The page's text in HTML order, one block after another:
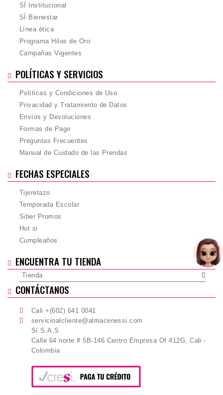
SÍ Institucional
SÍ Bienestar
Línea ética
Programa Hilos de Oro
Campañas Vigentes
POLÍTICAS Y SERVICIOS
Políticas y Condiciones de Uso
Privacidad y Tratamiento de Datos
Envíos y Devoluciones
Formas de Pago
Preguntas Frecuentes
Manual de Cuidado de las Prendas
FECHAS ESPECIALES
Tijeretazo
Temporada Escolar
Siber Promos
Hot si
Cumpleaños
ENCUENTRA TU TIENDA
Tienda
CONTÁCTANOS
Cali +(602) 641 0041
servicioalcliente@almacenessi.com
Sí S.A.S
Calle 64 norte # 5B-146 Centro Empresa Of 412G, Cali -
Colombia